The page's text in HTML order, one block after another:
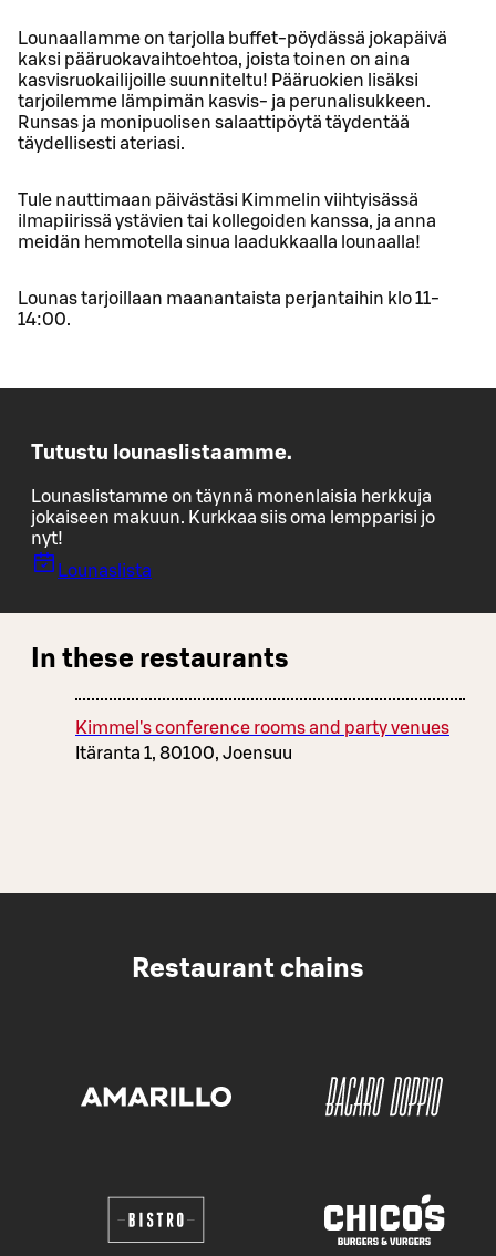
Lounaallamme on tarjolla buffet-pöydässä jokapäivä
kaksi pääruokavaihtoehtoa, joista toinen on aina
kasvisruokailijoille suunniteltu! Pääruokien lisäksi
tarjoilemme lämpimän kasvis- ja perunalisukkeen.
Runsas ja monipuolisen salaattipöytä täydentää
täydellisesti ateriasi.
Tule nauttimaan päivästäsi Kimmelin viihtyisässä
ilmapiirissä ystävien tai kollegoiden kanssa, ja anna
meidän hemmotella sinua laadukkaalla lounaalla!
Lounas tarjoillaan maanantaista perjantaihin klo 11-
14:00.
Tutustu lounaslistaamme.
Lounaslistamme on täynnä monenlaisia herkkuja
jokaiseen makuun. Kurkkaa siis oma lempparisi jo
nyt!
Lounaslista
In these restaurants
Kimmel's conference rooms and party venues
Itäranta 1, 80100, Joensuu
Restaurant chains